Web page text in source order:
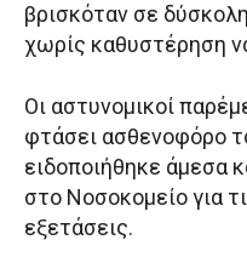
βρισκόταν σε
χωρίς καθυστέρηση
Οι αστυνομικοί
φτάσει ασθενοφόρο
ειδοποιήθηκε άμεσα
στο Νοσοκομείο για
εξετάσεις.